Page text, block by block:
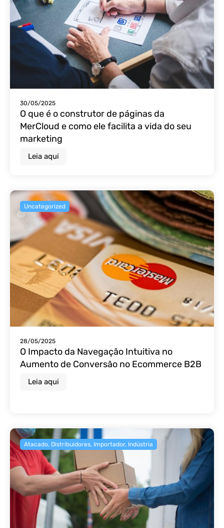
30/05/2025
O que é o construtor de páginas da
MerCloud e como ele facilita a vida do seu
marketing
Leia aqui
Uncategorized
28/05/2025
O Impacto da Navegação Intuitiva no
Aumento de Conversão no Ecommerce B2B
Leia aqui
Atacado, Distribuidores, Importador, Indústria